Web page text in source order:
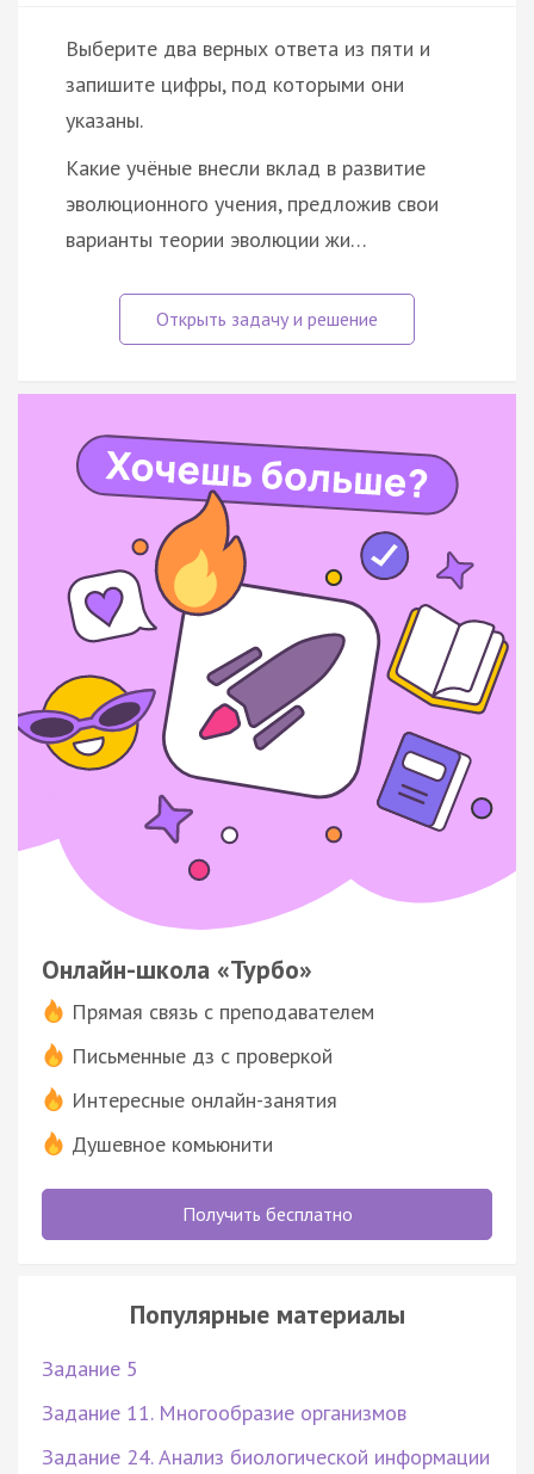
Выберите два верных ответа из пяти и
запишите цифры, под которыми они
указаны.
Какие учёные внесли вклад в развитие
эволюционного учения, предложив свои
варианты теории эволюции жи…
Онлайн-школа «Турбо»
Прямая связь с преподавателем
Письменные дз с проверкой
Интересные онлайн-занятия
Душевное комьюнити
Получить бесплатно
Популярные материалы
Задание 5
Задание 11. Многообразие организмов
Задание 24. Анализ биологической информации